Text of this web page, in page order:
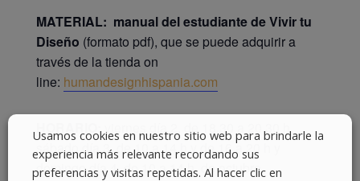
MATERIAL: manual del estudiante de Vivir tu
Diseño (formato pdf), que se puede adquirir a
través de la tienda on
line: humandesignhispania.com
HORARIO:viernes día 2, de 18,30 a 20,30 h,
sábado día 3, de 10 a 14 h y de 16 a 20 h y
domingo día 4, de 10 a 14 h, de octubre.
Usamos cookies en nuestro sitio web para brindarle la
experiencia más relevante recordando sus
preferencias y visitas repetidas. Al hacer clic en